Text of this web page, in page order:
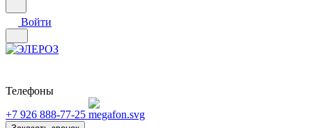
Войти
Телефоны
+7 926 888-77-25